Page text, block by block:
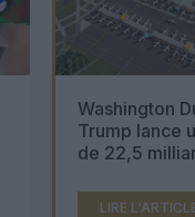
Washington
Trump lance
de 22,5
LIRE